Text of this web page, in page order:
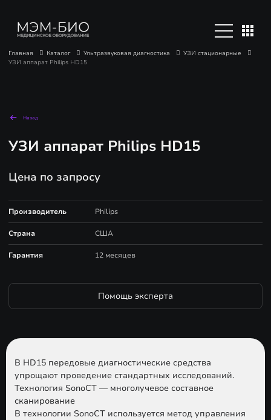
Главная Каталог Ультразвуковая диагностика
УЗИ стационарные
УЗИ аппарат Philips HD15
Назад
УЗИ аппарат Philips HD15
Цена по запросу
Производитель Philips
Страна США
Гарантия 12 месяцев
Помощь эксперта
В HD15 передовые диагностические средства
упрощают проведение стандартных исследований.
Технология SonoCT — многолучевое составное
сканирование
В технологии SonoCT используется метод управления